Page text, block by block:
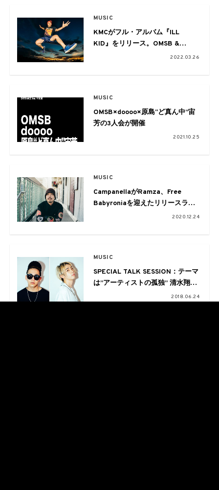
MUSIC
KMCがフル・アルバム『ILL
KID』をリリース。OMSB &
2022.03.26
MUSIC
OMSB×doooo×原島“ど真ん中”宙
芳の3人会が開催
2021.10.25
MUSIC
CampanellaがRamza、Free
Babyroniaを迎えたリリースライ
2020.12.24
MUSIC
SPECIAL TALK SESSION：テーマ
は”アーティストの孤独” 清水翔太
2018.06.24